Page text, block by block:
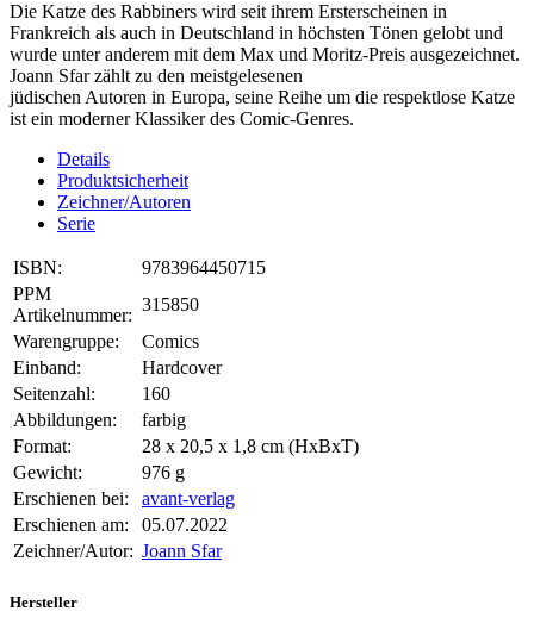
Die Katze des Rabbiners wird seit ihrem Ersterscheinen in
Frankreich als auch in Deutschland in höchsten Tönen gelobt und
wurde unter anderem mit dem Max und Moritz-Preis ausgezeichnet.
Joann Sfar zählt zu den meistgelesenen
jüdischen Autoren in Europa, seine Reihe um die respektlose Katze
ist ein moderner Klassiker des Comic-Genres.
Details
Produktsicherheit
Zeichner/Autoren
Serie
ISBN:
9783964450715
PPM
Artikelnummer:
315850
Warengruppe:
Comics
Einband:
Hardcover
Seitenzahl:
160
Abbildungen:
farbig
Format:
28 x 20,5 x 1,8 cm (HxBxT)
Gewicht:
976 g
Erschienen bei:
avant-verlag
Erschienen am:
05.07.2022
Zeichner/Autor: Joann Sfar
Hersteller